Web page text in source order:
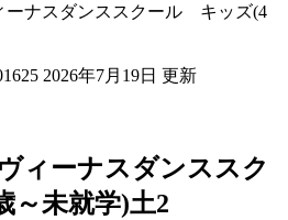
ナスダンススクール キッズ(4
2026年7月19日 更新
ィーナスダンススク
未就学)土2